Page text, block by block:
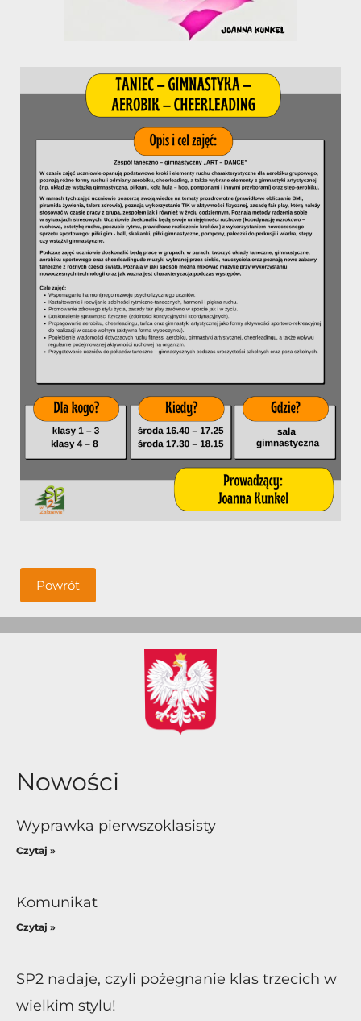
Powrót
Nowości
Wyprawka pierwszoklasisty
Czytaj »
Komunikat
Czytaj »
SP2 nadaje, czyli pożegnanie klas trzecich w
wielkim stylu!